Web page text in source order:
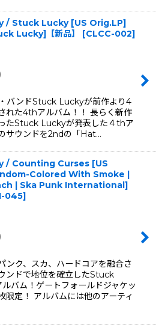
/ Stuck Lucky [US Orig.LP]
Lucky]【新品】
[CLCC-002]
バンドStuck Luckyが前作より4
れた4thアルバム！！ 長らく新作
たStuck Luckyが発表した４thア
サウンドを2ndの「Hat…
/ Counting Curses [US
Colored With Smoke |
| Ska Punk International]
045]
ンク、スカ、ハードコアを融合さ
ンドで地位を確立したStuck
バム！ゲートフォールドジャケッ
限定！ アルバムには他のアーティ